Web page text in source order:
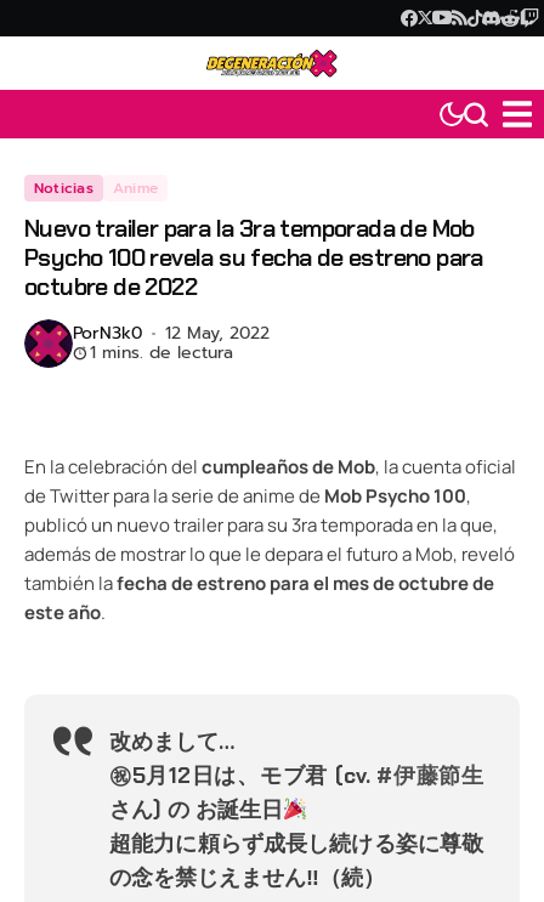
Noticias Anime
Nuevo trailer para la 3ra temporada de Mob
Psycho 100 revela su fecha de estreno para
octubre de 2022
PorN3k0 12 May, 2022
1 mins. de lectura
En la celebración delcumpleaños de Mob, la cuenta oficial
de Twitter para la serie de anime de Mob Psycho 100,
publicó un nuevo trailer para su 3ra temporada en la que,
además de mostrar lo que le depara el futuro a Mob, reveló
también lafecha de estreno para el mes de octubre de
este año.
改めまして…
㊗5月12日は、モブ君 (cv. #伊藤節生
さん) の お誕生日
超能力に頼らず成長し続ける姿に尊敬
の念を禁じえません‼（続）